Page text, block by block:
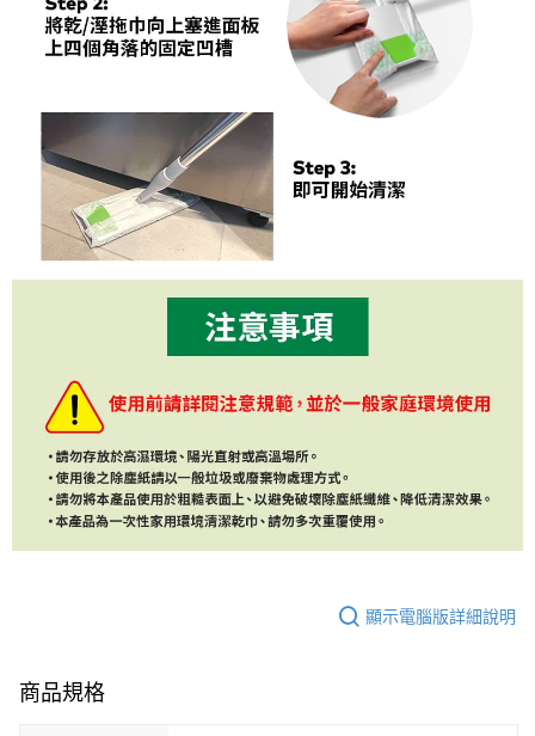
顯示電腦版詳細說明
商品規格